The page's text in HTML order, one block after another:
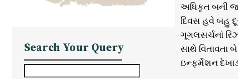
Search Your Query
અધિકૃત બની
દિવસ હવે બહુ
ગૂગલસર્ચનાં
સાથે
ઇન્ફર્મેશન